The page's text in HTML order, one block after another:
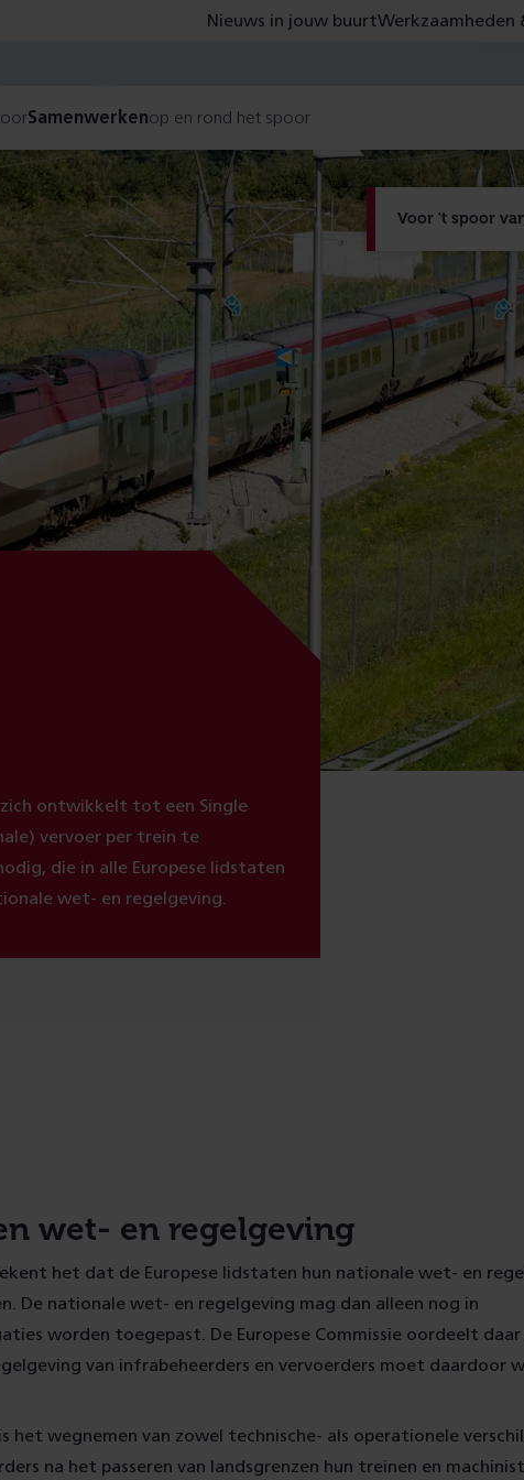
Voor 't spoor
Nieuws in jouw buurtWerkzaamheden
Samenwerkenop en rond het spoor
ontwikkelt tot een Single
vervoer per trein te
die in alle Europese lidstaten
wet- en regelgeving.
wet- en regelgeving
het dat de Europese lidstaten hun nationale wet- en
De nationale wet- en regelgeving mag dan alleen nog in
worden toegepast. De Europese Commissie oordeelt daar
van infrabeheerders en vervoerders moet daardoor
het wegnemen van zowel technische- als operationele
na het passeren van landsgrenzen hun treinen en